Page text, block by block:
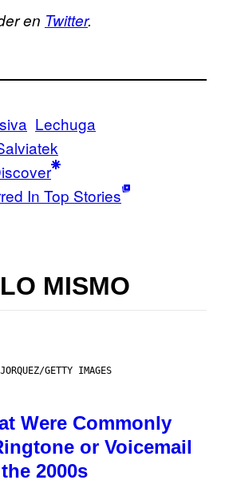
en Twitter.
Lechuga
In Top Stories
MISMO
GETTY IMAGES
Were Commonly
or Voicemail
2000s